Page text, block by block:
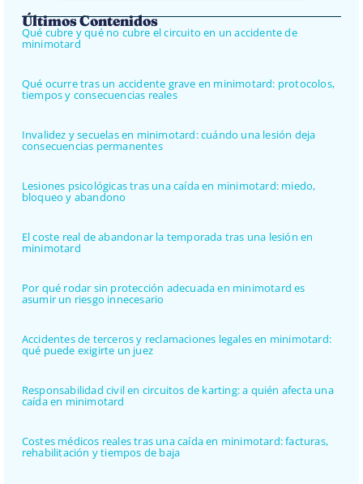
Últimos Contenidos
Qué cubre y qué no cubre el circuito en un accidente de
minimotard
Qué ocurre tras un accidente grave en minimotard: protocolos,
tiempos y consecuencias reales
Invalidez y secuelas en minimotard: cuándo una lesión deja
consecuencias permanentes
Lesiones psicológicas tras una caída en minimotard: miedo,
bloqueo y abandono
El coste real de abandonar la temporada tras una lesión en
minimotard
Por qué rodar sin protección adecuada en minimotard es
asumir un riesgo innecesario
Accidentes de terceros y reclamaciones legales en minimotard:
qué puede exigirte un juez
Responsabilidad civil en circuitos de karting: a quién afecta una
caída en minimotard
Costes médicos reales tras una caída en minimotard: facturas,
rehabilitación y tiempos de baja